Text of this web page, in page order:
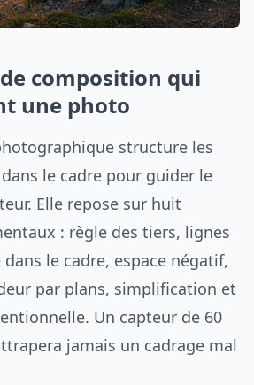
composition qui
une photo
structure les
le cadre pour guider le
Elle repose sur huit
: règle des tiers, lignes
le cadre, espace négatif,
par plans, simplification et
Un capteur de 60
jamais un cadrage mal